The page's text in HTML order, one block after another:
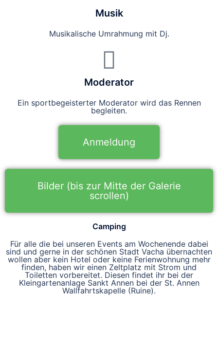
Musik
Musikalische Umrahmung mit Dj.
Moderator
Ein sportbegeisterter Moderator wird das Rennen
begleiten.
Anmeldung
Bilder (bis zur Mitte der Galerie
scrollen)
Camping
Für alle die bei unseren Events am Wochenende dabei
sind und gerne in der schönen Stadt Vacha übernachten
wollen aber kein Hotel oder keine Ferienwohnung mehr
finden, haben wir einen Zeltplatz mit Strom und
Toiletten vorbereitet. Diesen findet ihr bei der
Kleingartenanlage Sankt Annen bei der St. Annen
Wallfahrtskapelle (Ruine).